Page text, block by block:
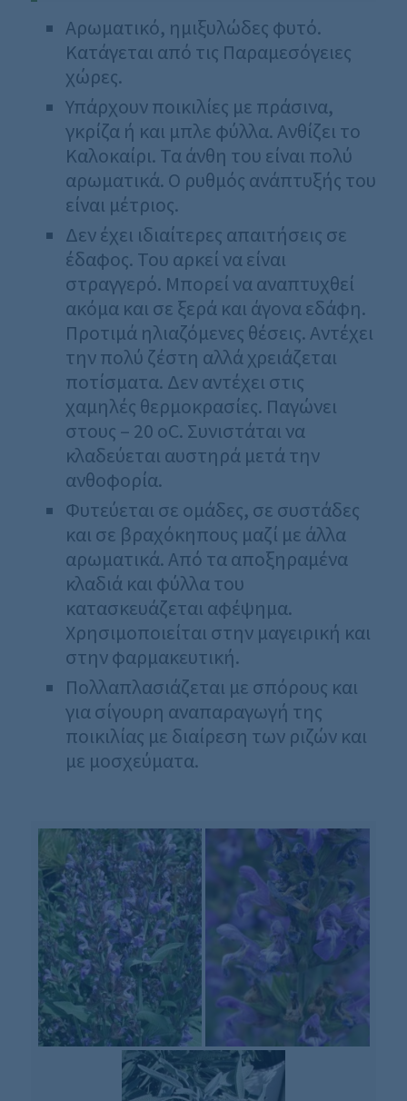
Αρωματικό, ημιξυλώδες φυτό.
Κατάγεται από τις Παραμεσόγειες
χώρες.
Υπάρχουν ποικιλίες με πράσινα,
γκρίζα ή και μπλε φύλλα. Ανθίζει το
Καλοκαίρι. Τα άνθη του είναι πολύ
αρωματικά. Ο ρυθμός ανάπτυξής του
είναι μέτριος.
Δεν έχει ιδιαίτερες απαιτήσεις σε
έδαφος. Του αρκεί να είναι
στραγγερό. Μπορεί να αναπτυχθεί
ακόμα και σε ξερά και άγονα εδάφη.
Προτιμά ηλιαζόμενες θέσεις. Αντέχει
την πολύ ζέστη αλλά χρειάζεται
ποτίσματα. Δεν αντέχει στις
χαμηλές θερμοκρασίες. Παγώνει
στους – 20 οC. Συνιστάται να
κλαδεύεται αυστηρά μετά την
ανθοφορία.
Φυτεύεται σε ομάδες, σε συστάδες
και σε βραχόκηπους μαζί με άλλα
αρωματικά. Από τα αποξηραμένα
κλαδιά και φύλλα του
κατασκευάζεται αφέψημα.
Χρησιμοποιείται στην μαγειρική και
στην φαρμακευτική.
Πολλαπλασιάζεται με σπόρους και
για σίγουρη αναπαραγωγή της
ποικιλίας με διαίρεση των ριζών και
με μοσχεύματα.